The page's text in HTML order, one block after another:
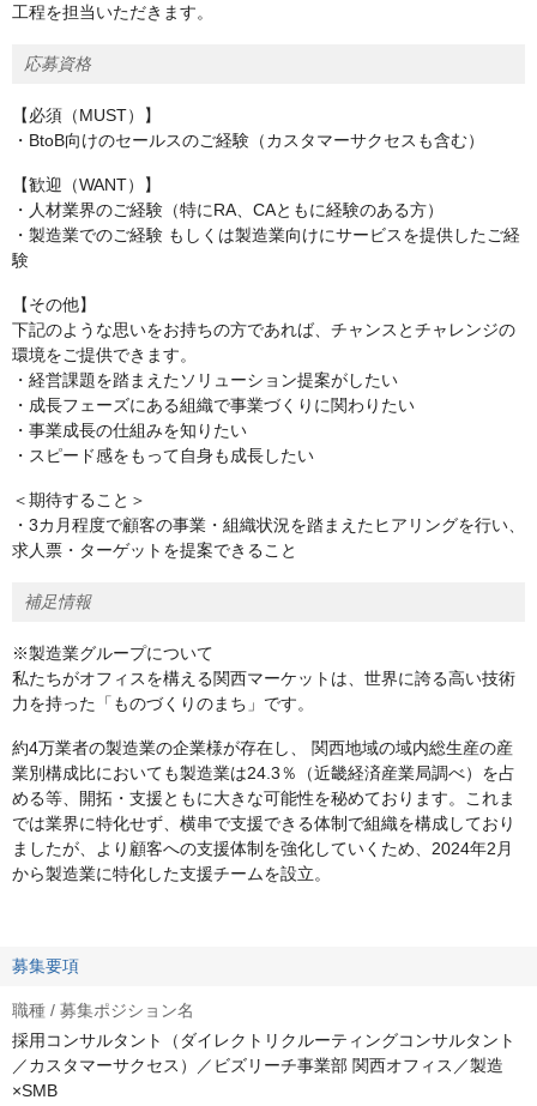
工程を担当いただきます。
応募資格
【必須（MUST）】
・BtoB向けのセールスのご経験（カスタマーサクセスも含む）
【歓迎（WANT）】
・人材業界のご経験（特にRA、CAともに経験のある方）
・製造業でのご経験 もしくは製造業向けにサービスを提供したご経
験
【その他】
下記のような思いをお持ちの方であれば、チャンスとチャレンジの
環境をご提供できます。
・経営課題を踏まえたソリューション提案がしたい
・成長フェーズにある組織で事業づくりに関わりたい
・事業成長の仕組みを知りたい
・スピード感をもって自身も成長したい
＜期待すること＞
・3カ月程度で顧客の事業・組織状況を踏まえたヒアリングを行い、
求人票・ターゲットを提案できること
補足情報
※製造業グループについて
私たちがオフィスを構える関西マーケットは、世界に誇る高い技術
力を持った「ものづくりのまち」です。
約4万業者の製造業の企業様が存在し、 関西地域の域内総生産の産
業別構成比においても製造業は24.3％（近畿経済産業局調べ）を占
める等、開拓・支援ともに大きな可能性を秘めております。これま
では業界に特化せず、横串で支援できる体制で組織を構成しており
ましたが、より顧客への支援体制を強化していくため、2024年2月
から製造業に特化した支援チームを設立。
募集要項
職種 / 募集ポジション名
採用コンサルタント（ダイレクトリクルーティングコンサルタント
／カスタマーサクセス）／ビズリーチ事業部 関西オフィス／製造
×SMB